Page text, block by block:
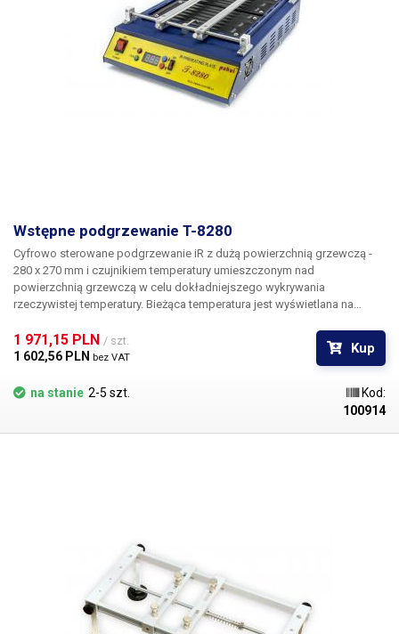
Wstępne podgrzewanie T-8280
Cyfrowo sterowane podgrzewanie iR z dużą powierzchnią grzewczą -
280 x 270 mm i czujnikiem temperatury umieszczonym nad
powierzchnią grzewczą w celu dokładniejszego wykrywania
rzeczywistej temperatury. Bieżąca temperatura jest wyświetlana na
widoczna jest wybrana temperatura w trybie regulacji.
1 971,15 PLN / szt.
1 602,56 PLN bez VAT
Kup
na stanie 2-5 szt.
Kod:
100914